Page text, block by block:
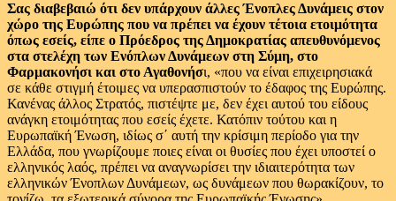
Σας διαβεβαιώ ότι δεν υπάρχουν άλλες Ένοπλες Δυνάμεις στον
χώρο της Ευρώπης που να πρέπει να έχουν τέτοια ετοιμότητα
όπως εσείς, είπε ο Πρόεδρος της Δημοκρατίας απευθυνόμενος
στα στελέχη των Ενόπλων Δυνάμεων στη Σύμη, στο
Φαρμακονήσι και στο Αγαθονήσι, «που να είναι επιχειρησιακά
σε κάθε στιγμή έτοιμες να υπερασπιστούν το έδαφος της Ευρώπης.
Κανένας άλλος Στρατός, πιστέψτε με, δεν έχει αυτού του είδους
ανάγκη ετοιμότητας που εσείς έχετε. Κατόπιν τούτου και η
Ευρωπαϊκή Ένωση, ιδίως σ΄ αυτή την κρίσιμη περίοδο για την
Ελλάδα, που γνωρίζουμε ποιες είναι οι θυσίες που έχει υποστεί ο
ελληνικός λαός, πρέπει να αναγνωρίσει την ιδιαιτερότητα των
ελληνικών Ένοπλων Δυνάμεων, ως δυνάμεων που θωρακίζουν, το